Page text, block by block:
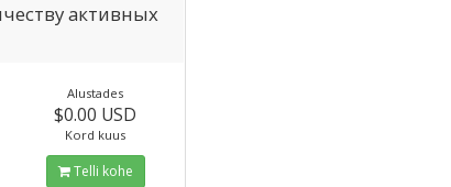
активных
Alustades
$0.00 USD
Kord kuus
Telli kohe